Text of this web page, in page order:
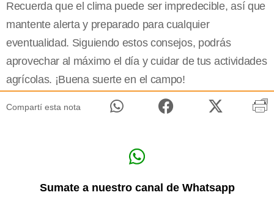
Recuerda que el clima puede ser impredecible, así que
mantente alerta y preparado para cualquier
eventualidad. Siguiendo estos consejos, podrás
aprovechar al máximo el día y cuidar de tus actividades
agrícolas. ¡Buena suerte en el campo!
Compartí esta nota
Sumate a nuestro canal de Whatsapp